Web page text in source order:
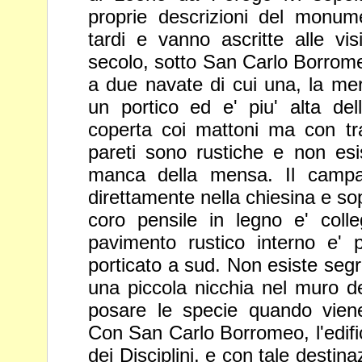
proprie descrizioni del
tardi e vanno ascritte alle
secolo, sotto San Carlo
a due navate di cui una, la
un portico ed e' piu' alta
coperta coi mattoni ma con
pareti sono rustiche e non
manca della mensa. Il
direttamente nella chiesina e
coro pensile in legno e'
pavimento rustico interno e'
porticato a sud. Non esiste
una piccola nicchia nel muro
posare le specie quando
Con San Carlo Borromeo,
dei Disciplini, e con tale